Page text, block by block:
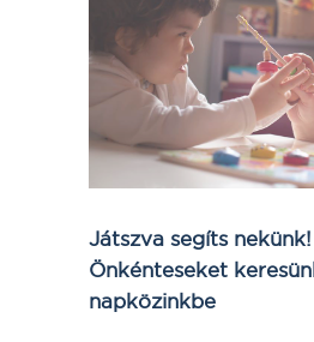
Játszva segíts nekünk!
Önkénteseket
napközinkbe